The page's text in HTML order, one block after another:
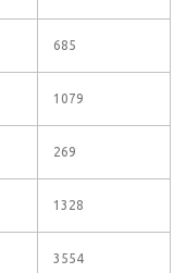
685
1079
269
1328
3554